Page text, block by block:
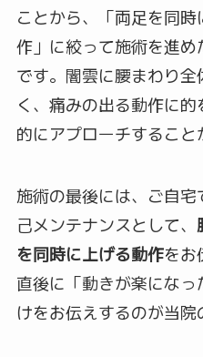
ことから、「両足を同
作」に絞って施術を進
です。闇雲に腰まわり
く、痛みの出る動作に
的にアプローチすること
施術の最後には、ご自
己メンテナンスとして、
を同時に上げる動作をお
直後に「動きが楽にな
けをお伝えするのが当院